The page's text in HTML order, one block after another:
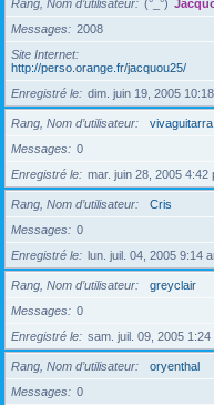
Rang, Nom d’utilisateur (°_°)
Messages
2008
Site Internet
http://perso.orange.fr/jacquou25/
Enregistré le
dim. juin 19, 2005
Rang, Nom d’utilisateur
vivaguitarra
Messages
0
Enregistré le
mar. juin 28, 2005 4:42
Rang, Nom d’utilisateur
Cris
Messages
0
Enregistré le
lun. juil. 04, 2005 9:14
Rang, Nom d’utilisateur
greyclair
Messages
0
Enregistré le
sam. juil. 09, 2005 1:24
Rang, Nom d’utilisateur
oryenthal
Messages
0